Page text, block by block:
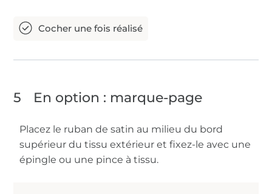
5 En option : marque-page
Placez le ruban de satin au milieu du bord
supérieur du tissu extérieur et fixez-le avec une
épingle ou une pince à tissu.